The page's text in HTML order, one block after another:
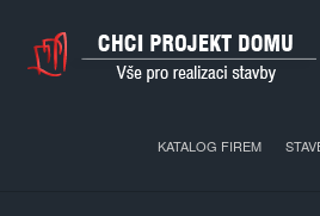
KATALOG FIREM